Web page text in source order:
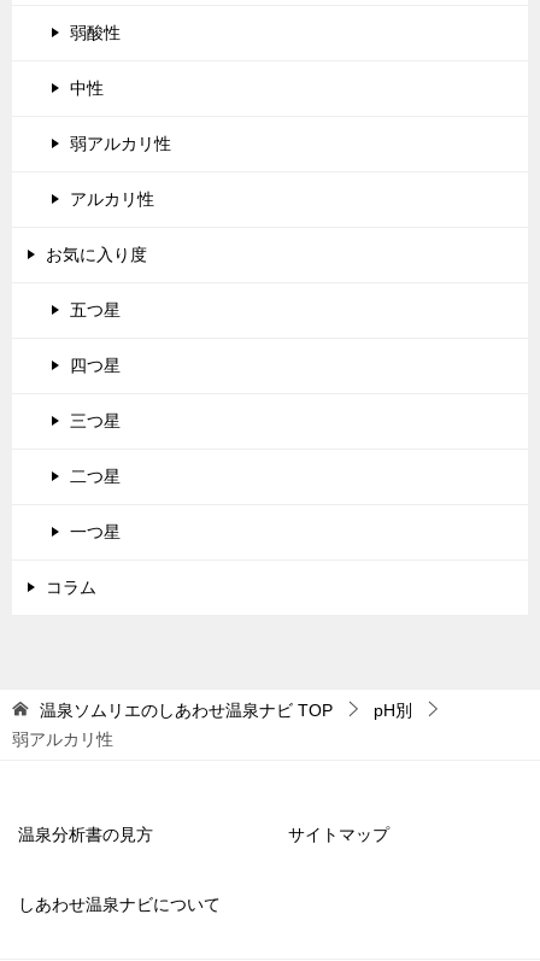
弱酸性
中性
弱アルカリ性
アルカリ性
お気に入り度
五つ星
四つ星
三つ星
二つ星
一つ星
コラム
温泉ソムリエのしあわせ温泉ナビ TOP
pH別
弱アルカリ性
温泉分析書の見方 サイトマップ
しあわせ温泉ナビについて